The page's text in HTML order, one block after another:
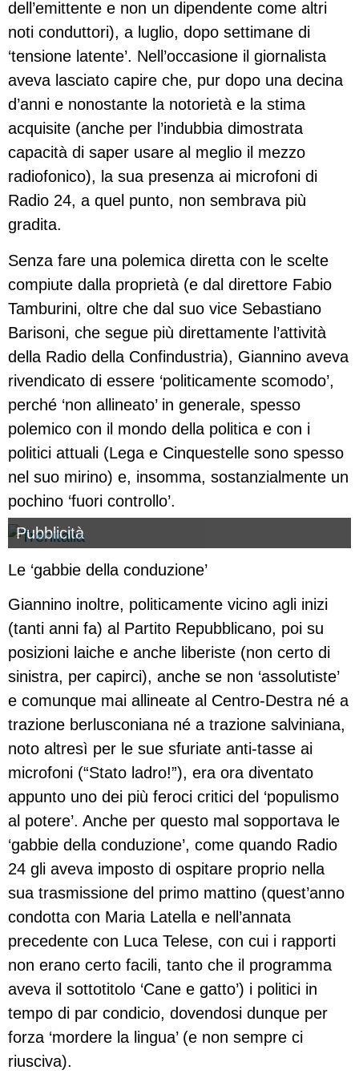
dell’emittente e non un dipendente come altri
noti conduttori), a luglio, dopo settimane di
‘tensione latente’. Nell’occasione il giornalista
aveva lasciato capire che, pur dopo una decina
d’anni e nonostante la notorietà e la stima
acquisite (anche per l’indubbia dimostrata
capacità di saper usare al meglio il mezzo
radiofonico), la sua presenza ai microfoni di
Radio 24, a quel punto, non sembrava più
gradita.
Senza fare una polemica diretta con le scelte
compiute dalla proprietà (e dal direttore Fabio
Tamburini, oltre che dal suo vice Sebastiano
Barisoni, che segue più direttamente l’attività
della Radio della Confindustria), Giannino aveva
rivendicato di essere ‘politicamente scomodo’,
perché ‘non allineato’ in generale, spesso
polemico con il mondo della politica e con i
politici attuali (Lega e Cinquestelle sono spesso
nel suo mirino) e, insomma, sostanzialmente un
pochino ‘fuori controllo’.
Pubblicità
Le ‘gabbie della conduzione’
Giannino inoltre, politicamente vicino agli inizi
(tanti anni fa) al Partito Repubblicano, poi su
posizioni laiche e anche liberiste (non certo di
sinistra, per capirci), anche se non ‘assolutiste’
e comunque mai allineate al Centro-Destra né a
trazione berlusconiana né a trazione salviniana,
noto altresì per le sue sfuriate anti-tasse ai
microfoni (“Stato ladro!”), era ora diventato
appunto uno dei più feroci critici del ‘populismo
al potere’. Anche per questo mal sopportava le
‘gabbie della conduzione’, come quando Radio
24 gli aveva imposto di ospitare proprio nella
sua trasmissione del primo mattino (quest’anno
condotta con Maria Latella e nell’annata
precedente con Luca Telese, con cui i rapporti
non erano certo facili, tanto che il programma
aveva il sottotitolo ‘Cane e gatto’) i politici in
tempo di par condicio, dovendosi dunque per
forza ‘mordere la lingua’ (e non sempre ci
riusciva).